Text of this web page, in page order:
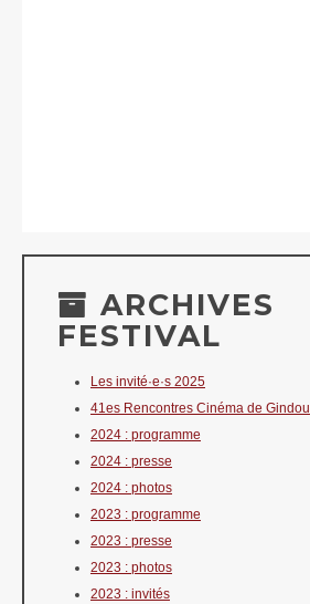
ARCHIVES
FESTIVAL
Les invité·e·s 2025
41es Rencontres Cinéma de Gindou
2024 : programme
2024 : presse
2024 : photos
2023 : programme
2023 : presse
2023 : photos
2023 : invités